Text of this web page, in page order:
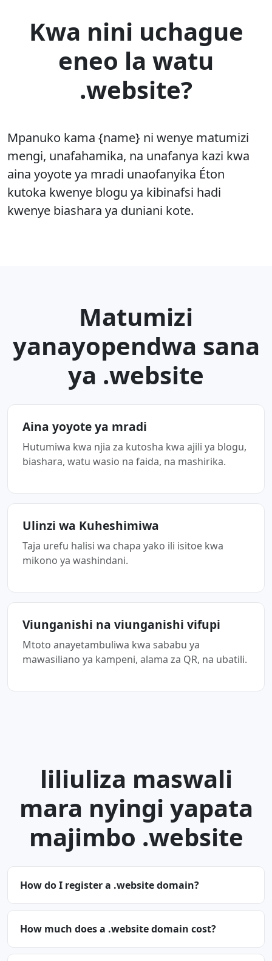
Kwa nini uchague
eneo la watu
.website?
Mpanuko kama {name} ni wenye matumizi
mengi, unafahamika, na unafanya kazi kwa
aina yoyote ya mradi unaofanyika Éton
kutoka kwenye blogu ya kibinafsi hadi
kwenye biashara ya duniani kote.
Matumizi
yanayopendwa sana
ya .website
Aina yoyote ya mradi
Hutumiwa kwa njia za kutosha kwa ajili ya blogu,
biashara, watu wasio na faida, na mashirika.
Ulinzi wa Kuheshimiwa
Taja urefu halisi wa chapa yako ili isitoe kwa
mikono ya washindani.
Viunganishi na viunganishi vifupi
Mtoto anayetambuliwa kwa sababu ya
mawasiliano ya kampeni, alama za QR, na ubatili.
liliuliza maswali
mara nyingi yapata
majimbo .website
How do I register a .website domain?
How much does a .website domain cost?